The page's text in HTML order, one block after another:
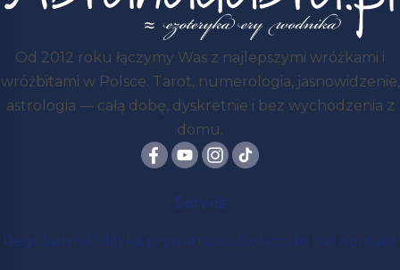
Od 2012 roku łączymy Was z najlepszymi wróżkami i
wróżbitami w Polsce. Tarot, numerologia, jasnowidzenie,
astrologia — całą dobę, dyskretnie i bez wychodzenia z
domu.
Serwis
Regulamin Polityka prywatności Dołącz do nas Kontakt